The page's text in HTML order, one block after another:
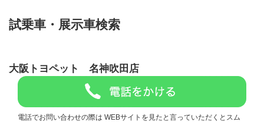
試乗車・展示車検索
大阪トヨペット 名神吹田店
電話でお問い合わせの際は WEBサイトを見たと言っていただくとスム